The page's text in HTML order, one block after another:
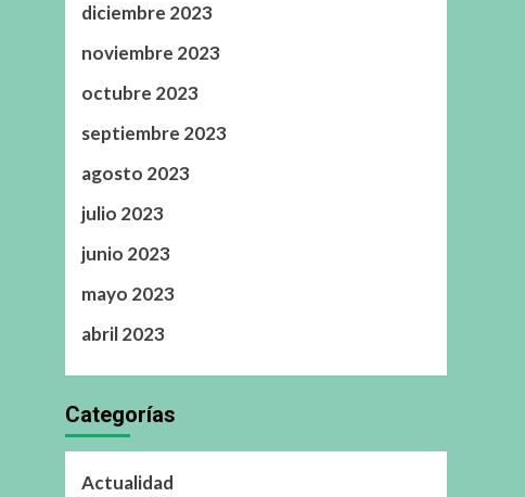
diciembre 2023
noviembre 2023
octubre 2023
septiembre 2023
agosto 2023
julio 2023
junio 2023
mayo 2023
abril 2023
Categorías
Actualidad